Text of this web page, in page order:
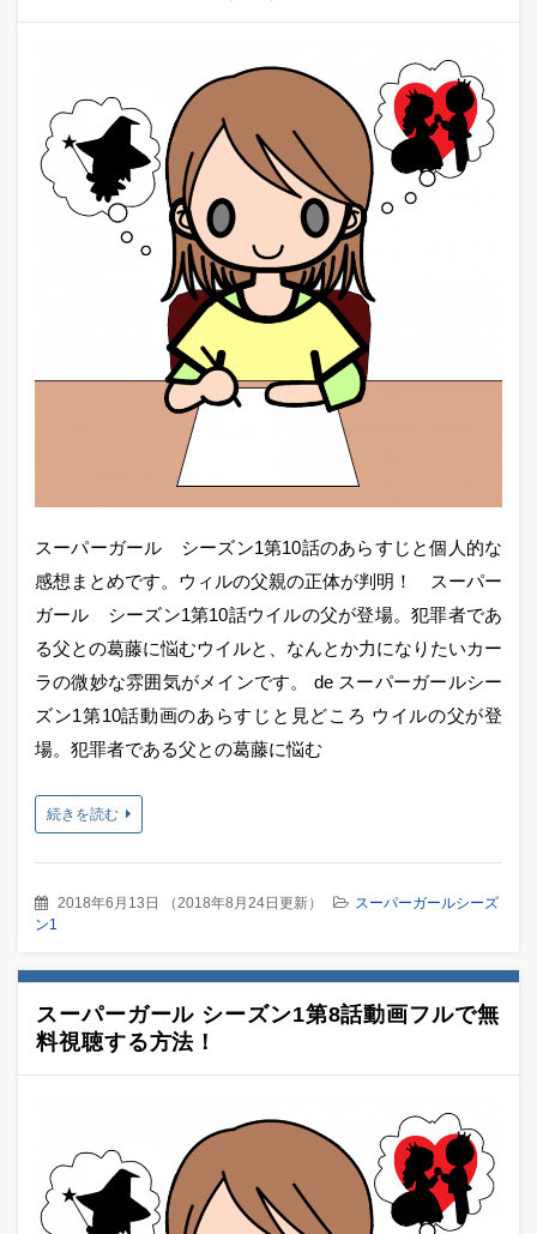
スーパーガール シーズン1第10話のあらすじと個人的な
感想まとめです。ウィルの父親の正体が判明！ スーパー
ガール シーズン1第10話ウイルの父が登場。犯罪者であ
る父との葛藤に悩むウイルと、なんとか力になりたいカー
ラの微妙な雰囲気がメインです。 de スーパーガールシー
ズン1第10話動画のあらすじと見どころ ウイルの父が登
場。犯罪者である父との葛藤に悩む
続きを読む
2018年6月13日 （2018年8月24日更新）
スーパーガールシーズ
ン1
スーパーガール シーズン1第8話動画フルで無
料視聴する方法！